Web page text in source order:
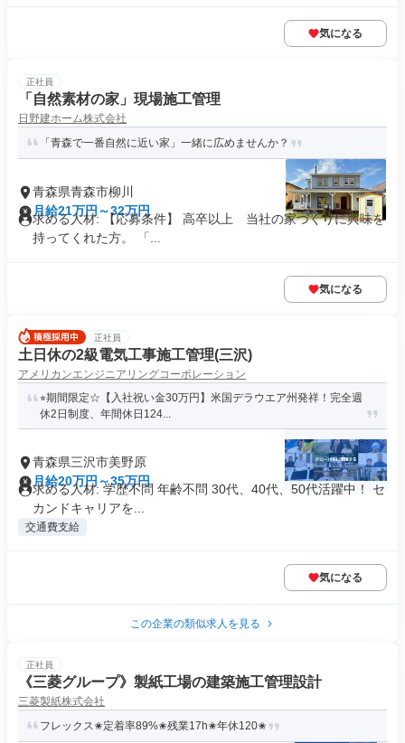
気になる
正社員
「自然素材の家」現場施工管理
日野建ホーム株式会社
「青森で一番自然に近い家」一緒に広めませんか？
青森県青森市柳川
月給21万円～32万円
求める人材: 【応募条件】 高卒以上 当社の家づくりに興味を
持ってくれた方。 「...
気になる
正社員
土日休の2級電気工事施工管理(三沢)
アメリカンエンジニアリングコーポレーション
⭐︎期間限定☆【入社祝い金30万円】米国デラウエア州発祥！完全週
休2日制度、年間休日124...
青森県三沢市美野原
月給20万円～35万円
求める人材: 学歴不問 年齢不問 30代、40代、50代活躍中！ セ
カンドキャリアを...
交通費支給
気になる
この企業の類似求人を見る
正社員
《三菱グループ》製紙工場の建築施工管理設計
三菱製紙株式会社
フレックス✬​​​定着率89%✬​残業17h✬年休120✬​